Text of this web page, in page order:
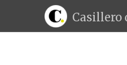
Casillero